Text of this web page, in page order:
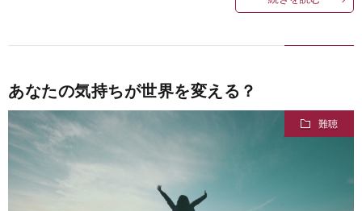
あなたの気持ちが世界を変える？
難聴